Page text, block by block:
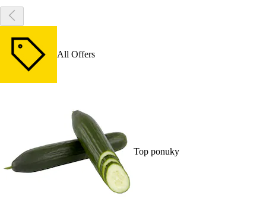
All Offers
Top ponuky